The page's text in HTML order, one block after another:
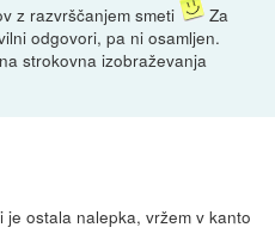
z razvrščanjem smeti
Za
odgovori, pa ni osamljen.
strokovna izobraževanja
ostala nalepka, vržem v kanto